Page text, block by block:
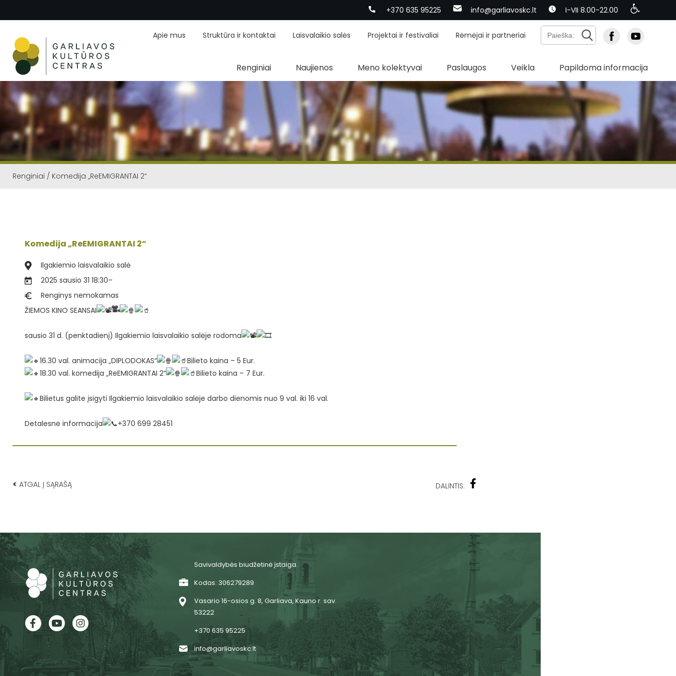
+370 635 95225 info@garliavoskc.lt I-VII 8.00-22.00
Apie mus Struktūra ir kontaktai Laisvalaikio salės Projektai ir festivaliai Rėmėjai ir partneriai
Renginiai Naujienos Meno kolektyvai Paslaugos Veikla Papildoma informacija
Renginiai / Komedija „ReEMIGRANTAI 2“
Komedija „ReEMIGRANTAI 2“
Ilgakiemio laisvalaikio salė
2025 sausio 31 18:30–
Renginys nemokamas
ŽIEMOS KINO SEANSAI
sausio 31 d. (penktadienį) Ilgakiemio laisvalaikio salėje rodoma
16.30 val. animacija „DIPLODOKAS“
Bilieto kaina – 5 Eur.
18.30 val. komedija „ReEMIGRANTAI 2“
Bilieto kaina – 7 Eur.
Bilietus galite įsigyti Ilgakiemio laisvalaikio salėje darbo dienomis nuo 9 val. iki 16 val.
Detalesnė informacija +370 699 28451
< ATGAL Į SĄRAŠĄ DALINTIS:
Savivaldybės biudžetinė įstaiga.
Kodas: 306279289
Vasario 16-osios g. 8, Garliava, Kauno r. sav.
53222
+370 635 95225
info@garliavoskc.lt